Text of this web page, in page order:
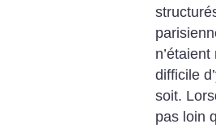
difficile
soit.
pas loin